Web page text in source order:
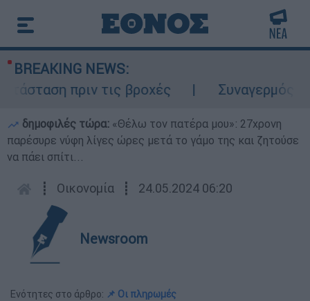
BREAKING NEWS:
πριν τις βροχές
Συναγερμός
δημοφιλές τώρα: «Θέλω τον πατέρα μου»: 27χρονη
παρέσυρε νύφη λίγες ώρες μετά το γάμο της και ζητούσε
να πάει σπίτι...
┋ Οικονομία ┋ 24.05.2024 06:20
Newsroom
Ενότητες στο άρθρο: 📌 Οι πληρωμές